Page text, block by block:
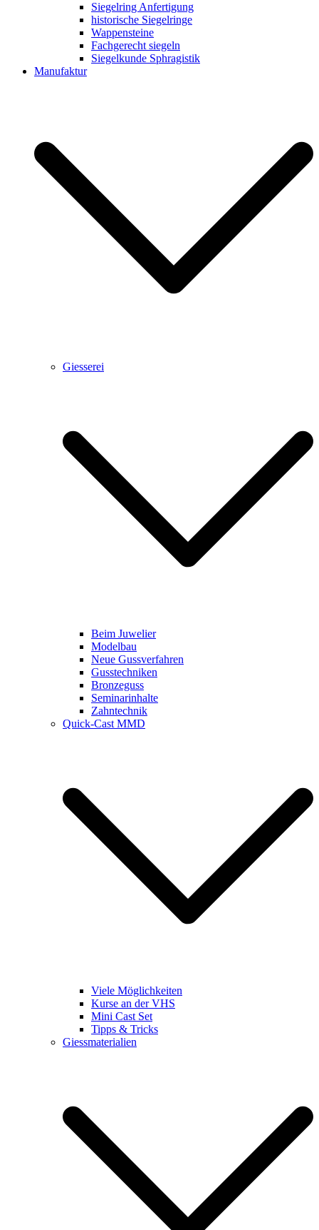
Siegelring Anfertigung
historische Siegelringe
Wappensteine
Fachgerecht siegeln
Siegelkunde Sphragistik
Manufaktur
Giesserei
Beim Juwelier
Modelbau
Neue Gussverfahren
Gusstechniken
Bronzeguss
Seminarinhalte
Zahntechnik
Quick-Cast MMD
Viele Möglichkeiten
Kurse an der VHS
Mini Cast Set
Tipps & Tricks
Giessmaterialien